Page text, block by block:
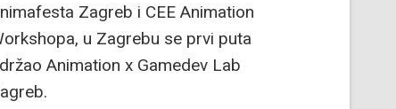
Zagreb i CEE Animation
u Zagrebu se prvi puta
Animation x Gamedev Lab